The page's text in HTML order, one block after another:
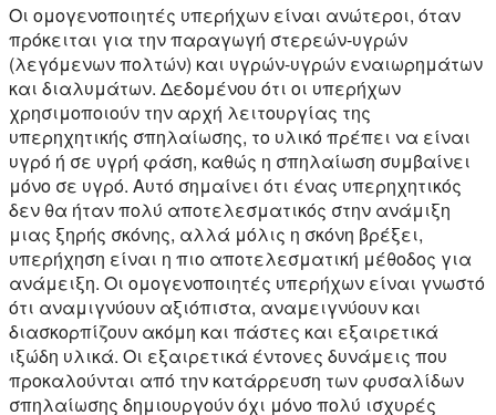
Οι ομογενοποιητές υπερήχων είναι ανώτεροι, όταν
πρόκειται για την παραγωγή στερεών-υγρών
(λεγόμενων πολτών) και υγρών-υγρών εναιωρημάτων
και διαλυμάτων. Δεδομένου ότι οι υπερήχων
χρησιμοποιούν την αρχή λειτουργίας της
υπερηχητικής σπηλαίωσης, το υλικό πρέπει να είναι
υγρό ή σε υγρή φάση, καθώς η σπηλαίωση συμβαίνει
μόνο σε υγρό. Αυτό σημαίνει ότι ένας υπερηχητικός
δεν θα ήταν πολύ αποτελεσματικός στην ανάμιξη
μιας ξηρής σκόνης, αλλά μόλις η σκόνη βρέξει,
υπερήχηση είναι η πιο αποτελεσματική μέθοδος για
ανάμειξη. Οι ομογενοποιητές υπερήχων είναι γνωστό
ότι αναμιγνύουν αξιόπιστα, αναμειγνύουν και
διασκορπίζουν ακόμη και πάστες και εξαιρετικά
ιξώδη υλικά. Οι εξαιρετικά έντονες δυνάμεις που
προκαλούνται από την κατάρρευση των φυσαλίδων
σπηλαίωσης δημιουργούν όχι μόνο πολύ ισχυρές